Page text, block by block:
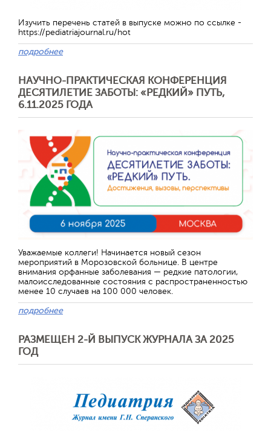
Изучить перечень статей в выпуске можно по ссылке -
https://pediatriajournal.ru/hot
подробнее
НАУЧНО-ПРАКТИЧЕСКАЯ КОНФЕРЕНЦИЯ
ДЕСЯТИЛЕТИЕ ЗАБОТЫ: «РЕДКИЙ» ПУТЬ,
6.11.2025 ГОДА
Уважаемые коллеги! Начинается новый сезон
мероприятий в Морозовской больнице. В центре
внимания орфанные заболевания — редкие патологии,
малоисследованные состояния с распространенностью
менее 10 случаев на 100 000 человек.
подробнее
РАЗМЕЩЕН 2-Й ВЫПУСК ЖУРНАЛА ЗА 2025
ГОД